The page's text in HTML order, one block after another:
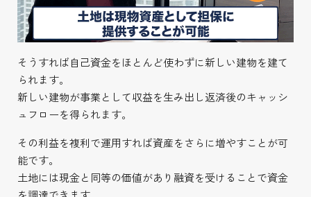
そうすれば自己資金をほとんど使わずに新しい建物を建て
られます。
新しい建物が事業として収益を生み出し返済後のキャッシ
ュフローを得られます。
その利益を複利で運用すれば資産をさらに増やすことが可
能です。
土地には現金と同等の価値があり融資を受けることで資金